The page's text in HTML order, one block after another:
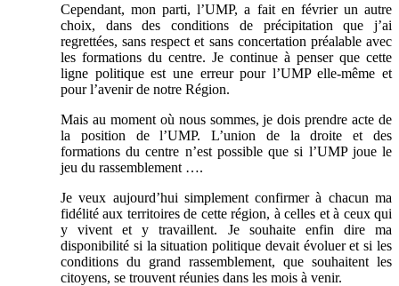
Cependant, mon parti, l’UMP, a fait en février un autre
choix, dans des conditions de précipitation que j’ai
regrettées, sans respect et sans concertation préalable avec
les formations du centre. Je continue à penser que cette
ligne politique est une erreur pour l’UMP elle-même et
pour l’avenir de notre Région.
Mais au moment où nous sommes, je dois prendre acte de
la position de l’UMP. L’union de la droite et des
formations du centre n’est possible que si l’UMP joue le
jeu du rassemblement ….
Je veux aujourd’hui simplement confirmer à chacun ma
fidélité aux territoires de cette région, à celles et à ceux qui
y vivent et y travaillent. Je souhaite enfin dire ma
disponibilité si la situation politique devait évoluer et si les
conditions du grand rassemblement, que souhaitent les
citoyens, se trouvent réunies dans les mois à venir.